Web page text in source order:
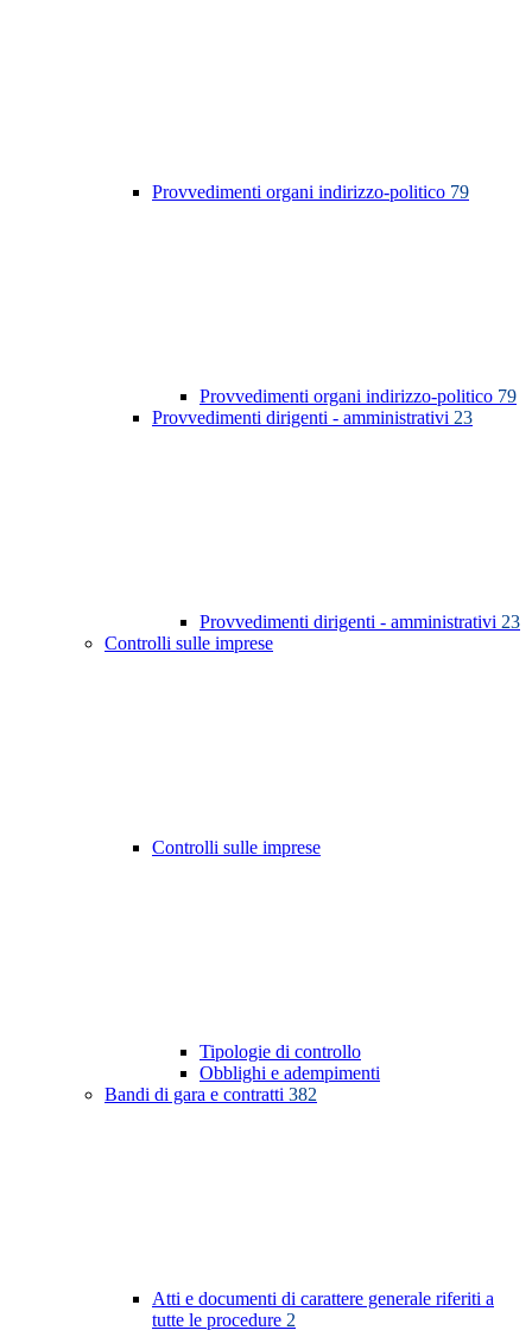
Provvedimenti organi indirizzo-politico 79
Provvedimenti organi indirizzo-politico 79
Provvedimenti dirigenti - amministrativi 23
Provvedimenti dirigenti - amministrativi 23
Controlli sulle imprese
Controlli sulle imprese
Tipologie di controllo
Obblighi e adempimenti
Bandi di gara e contratti 382
Atti e documenti di carattere generale riferiti a
tutte le procedure 2